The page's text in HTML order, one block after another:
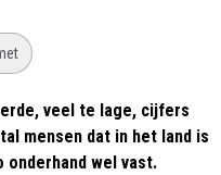
veel te lage, cijfers
mensen dat in het land is
onderhand wel vast.